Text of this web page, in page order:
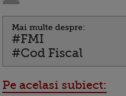
Mai multe despre:
#FMI
#Cod Fiscal
Pe acelasi subiect: